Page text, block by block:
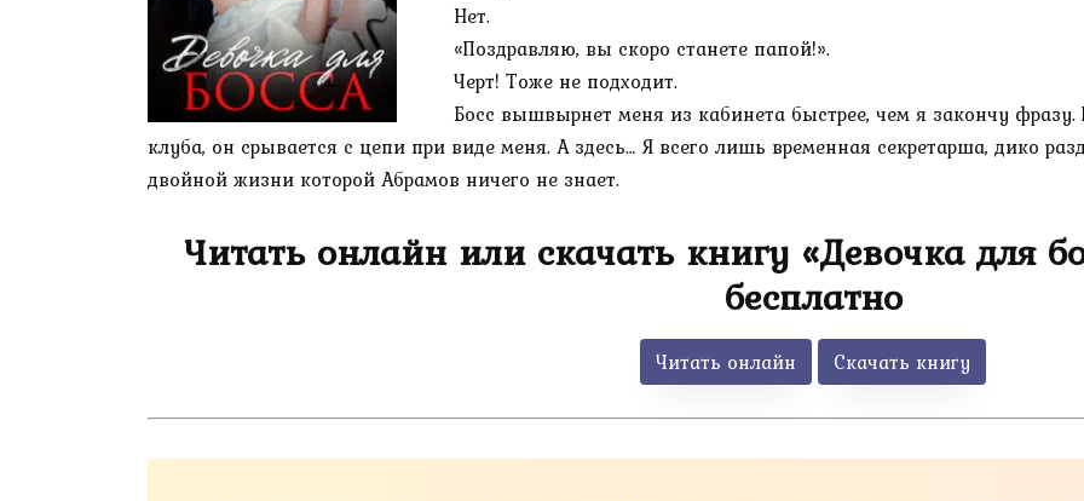
Нет.
«Поздравляю, вы скоро станете папой!».
Черт! Тоже не подходит.
Босс вышвырнет меня из кабинета быстрее, чем я закончу фразу.
клуба, он срывается с цепи при виде меня. А здесь… Я всего лишь временная секретарша, дико
двойной жизни которой Абрамов ничего не знает.
Читать онлайн или скачать книгу «Девочка для
бесплатно
Читать онлайн Скачать книгу